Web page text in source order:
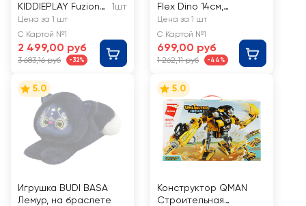
KIDDIEPLAY Fuzion
Max, в
ассортименте
1шт
Цена за 1 шт
С Картой №1
2 499,00 руб
3 683,16 руб -32%
Flex Dino 14см,
тянущиеся фигурки, 14
видов, в
ассортименте Арт.
Т22691
Цена за 1 шт
С Картой №1
699,00 руб
1 262,11 руб -44%
5.0
Игрушка BUDI BASA
Лемур, на браслете
5.0
Конструктор QMAN
Строительная